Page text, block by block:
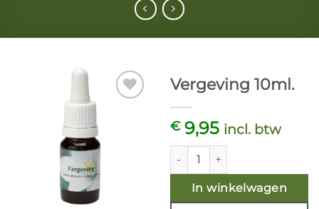
Vergeving 10ml.
€9,95 incl. btw
Vergeving 10ml. aantal
In winkelwagen